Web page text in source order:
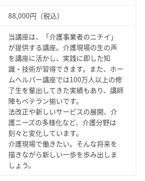
88,000円（税込）
当講座は、「介護事業者のニチイ」
が提供する講座。介護現場の生の声
を講座に活かし、実践に即した知
識・技術が習得できます。また、ホー
ムヘルパー講座では100万人以上の修
了生を輩出してきた実績もあり、講師
陣もベテラン揃いです。
法改正や新しいサービスの展開、介
護ニーズの多様化など、介護分野は
刻々と変化しています。
介護現場で働きたい。そんな将来を
描きながら新しい一歩を歩み出しま
しょう。